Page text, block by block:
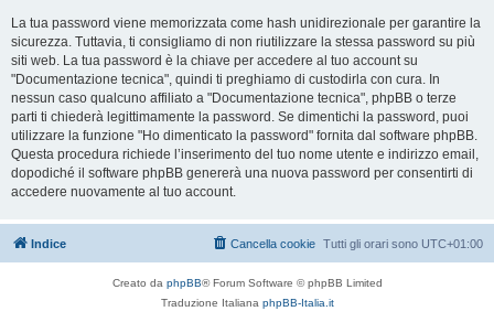
La tua password viene memorizzata come hash unidirezionale per garantire la
sicurezza. Tuttavia, ti consigliamo di non riutilizzare la stessa password su più
siti web. La tua password è la chiave per accedere al tuo account su
"Documentazione tecnica", quindi ti preghiamo di custodirla con cura. In
nessun caso qualcuno affiliato a "Documentazione tecnica", phpBB o terze
parti ti chiederà legittimamente la password. Se dimentichi la password, puoi
utilizzare la funzione "Ho dimenticato la password" fornita dal software phpBB.
Questa procedura richiede l’inserimento del tuo nome utente e indirizzo email,
dopodiché il software phpBB genererà una nuova password per consentirti di
accedere nuovamente al tuo account.
Indice Tutti gli orari sono UTC+01:00
Cancella cookie
Creato da phpBB® Forum Software © phpBB Limited
Traduzione Italiana phpBB-Italia.it